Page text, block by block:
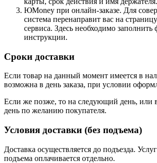
ЮMoney при онлайн-заказе. Для
система перенаправит вас на
сервиса. Здесь необходимо
инструкции.
Сроки доставки
Если товар на данный момент имеется в
возможна в день заказа, при условии
Если же позже, то на следующий день, или
день по желанию покупателя.
Условия доставки (без подъема)
Доставка осуществляется до подъезда.
подъема оплачивается отдельно.